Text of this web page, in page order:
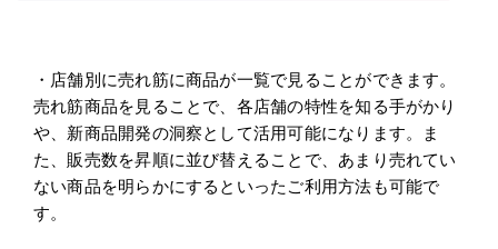
・店舗別に売れ筋に商品が一覧で見ることができます。
売れ筋商品を見ることで、各店舗の特性を知る手がかり
や、新商品開発の洞察として活用可能になります。ま
た、販売数を昇順に並び替えることで、あまり売れてい
ない商品を明らかにするといったご利用方法も可能で
す。